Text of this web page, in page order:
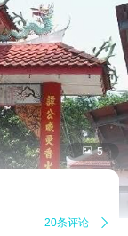
 5
20条评论 